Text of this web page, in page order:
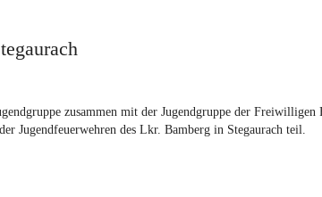
zusammen mit der Jugendgruppe der Freiwilligen
Jugendfeuerwehren des Lkr. Bamberg in Stegaurach teil.